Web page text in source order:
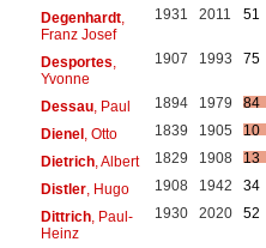
Degenhardt,
Franz Josef
1931 2011 51
Desportes
Yvonne
1907 1993 75
Dessau, Paul 1894 1979
84
Dienel, Otto 1839 1905
10
Dietrich, Albert 1829 1908
13
Distler, Hugo 1908 1942
34
Dittrich, Paul-
Heinz
1930 2020 52